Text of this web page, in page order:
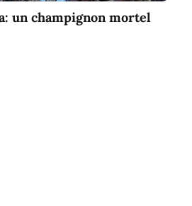
un champignon mortel